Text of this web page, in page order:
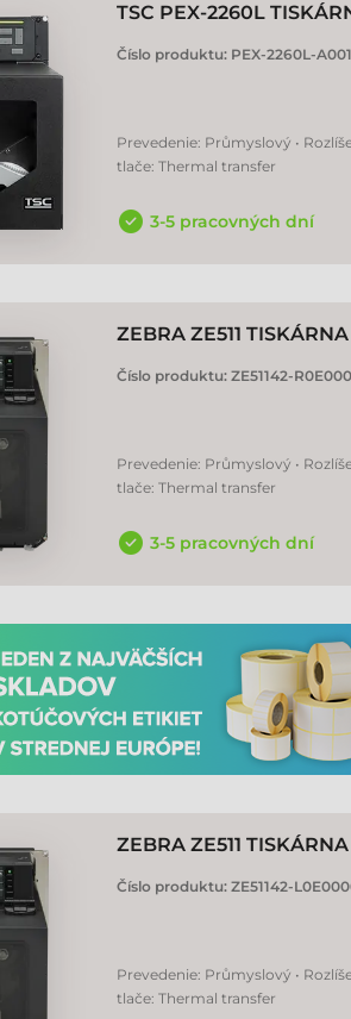
TSC PEX-2260L
Číslo produktu: PEX-2260L-
Prevedenie: Průmyslový •
tlače: Thermal transfer
3-5 pracovných dní
ZEBRA ZE511
Číslo produktu: ZE51142-
Prevedenie: Průmyslový •
tlače: Thermal transfer
3-5 pracovných dní
ZEBRA ZE511
Číslo produktu: ZE51142-
Prevedenie: Průmyslový •
tlače: Thermal transfer